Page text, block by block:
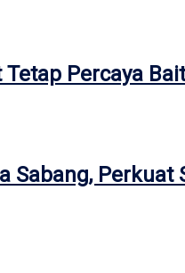
Percaya
Perkuat